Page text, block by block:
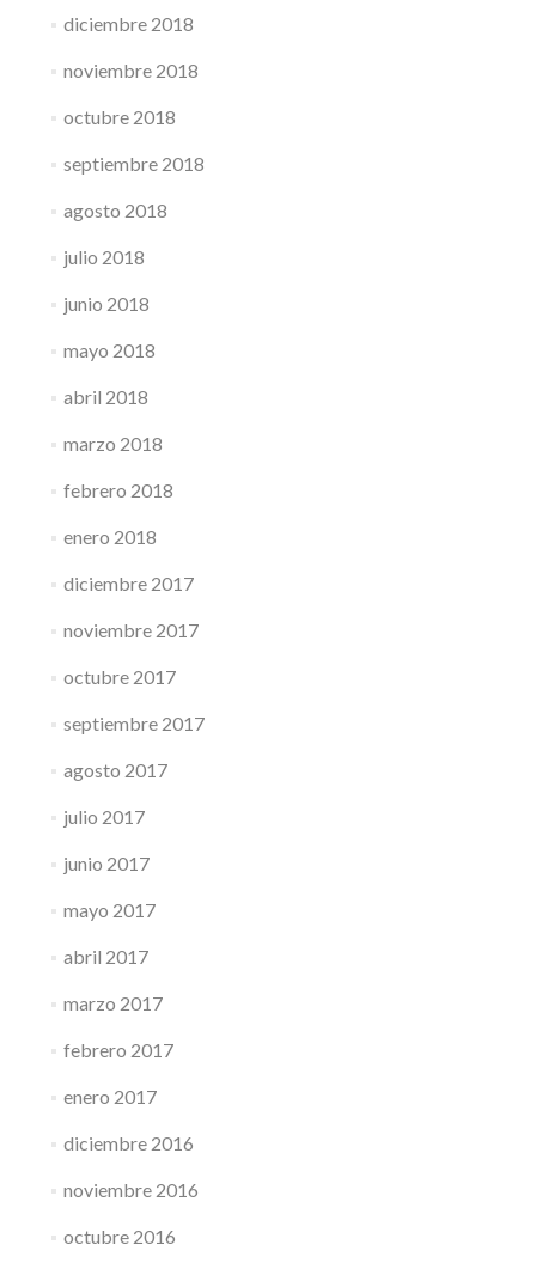
diciembre 2018
noviembre 2018
octubre 2018
septiembre 2018
agosto 2018
julio 2018
junio 2018
mayo 2018
abril 2018
marzo 2018
febrero 2018
enero 2018
diciembre 2017
noviembre 2017
octubre 2017
septiembre 2017
agosto 2017
julio 2017
junio 2017
mayo 2017
abril 2017
marzo 2017
febrero 2017
enero 2017
diciembre 2016
noviembre 2016
octubre 2016